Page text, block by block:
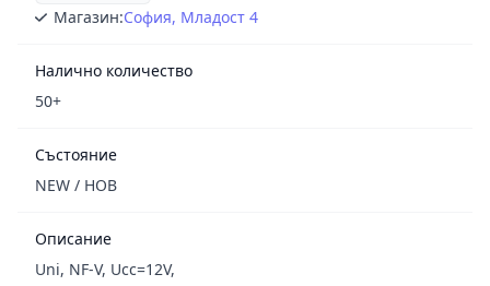
Магазин:София, Младост 4
Налично количество
50+
Състояние
NEW / НОВ
Описание
Uni, NF-V, Ucc=12V,